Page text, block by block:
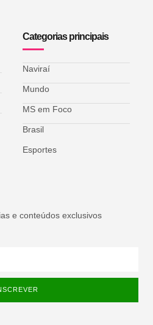
Categorias principais
Naviraí
Mundo
MS em Foco
Brasil
Esportes
e conteúdos exclusivos